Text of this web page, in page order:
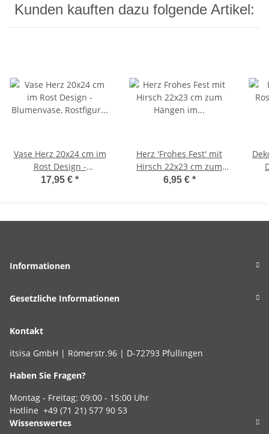
Kunden kauften dazu folgende Artikel:
Vase Herz 20x24 cm im
Rost Design -
Blumenvase, Rostfigur
17,95 € *
Herz 'Frohes Fest' mit
Hirsch 22x23 cm zum
Hängen im Rost Design -
6,95 € *
Informationen
Gesetzliche Informationen
Kontakt
itsisa GmbH | Römerstr.96 | D-72793 Pfullingen
Haben Sie Fragen?
Montag - Freitag: 09:00 - 15:00 Uhr
Hotline +49 (71 21) 577 90 53
Wissenswertes